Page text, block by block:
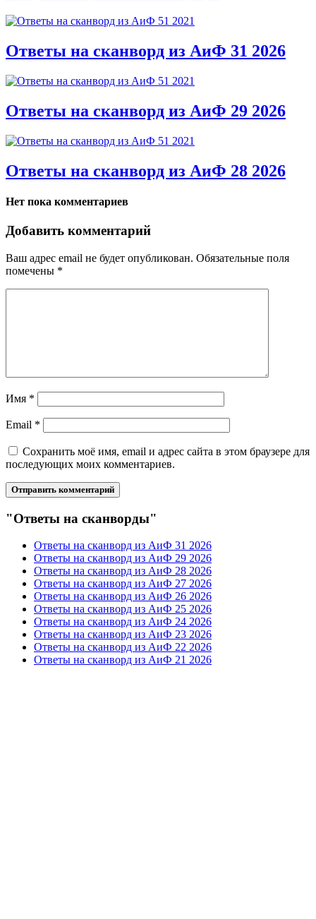
Ответы на сканворд из АиФ 31 2026
Ответы на сканворд из АиФ 29 2026
Ответы на сканворд из АиФ 28 2026
Нет пока комментариев
Добавить комментарий
Ваш адрес email не будет опубликован. Обязательные поля
помечены *
Имя *
Email *
Сохранить моё имя, email и адрес сайта в этом браузере для
последующих моих комментариев.
"Ответы на сканворды"
Ответы на сканворд из АиФ 31 2026
Ответы на сканворд из АиФ 29 2026
Ответы на сканворд из АиФ 28 2026
Ответы на сканворд из АиФ 27 2026
Ответы на сканворд из АиФ 26 2026
Ответы на сканворд из АиФ 25 2026
Ответы на сканворд из АиФ 24 2026
Ответы на сканворд из АиФ 23 2026
Ответы на сканворд из АиФ 22 2026
Ответы на сканворд из АиФ 21 2026